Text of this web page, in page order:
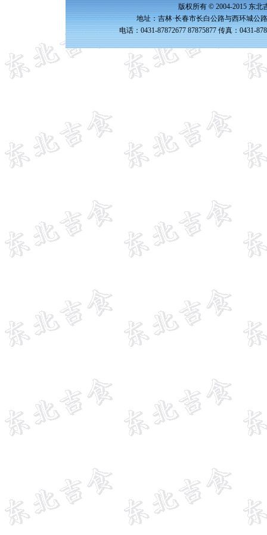
版权所有 © 2004-2015 东北
地址：吉林·长春市长白公路与西环城公
电话：0431-87872677 87875877 传真：0431-